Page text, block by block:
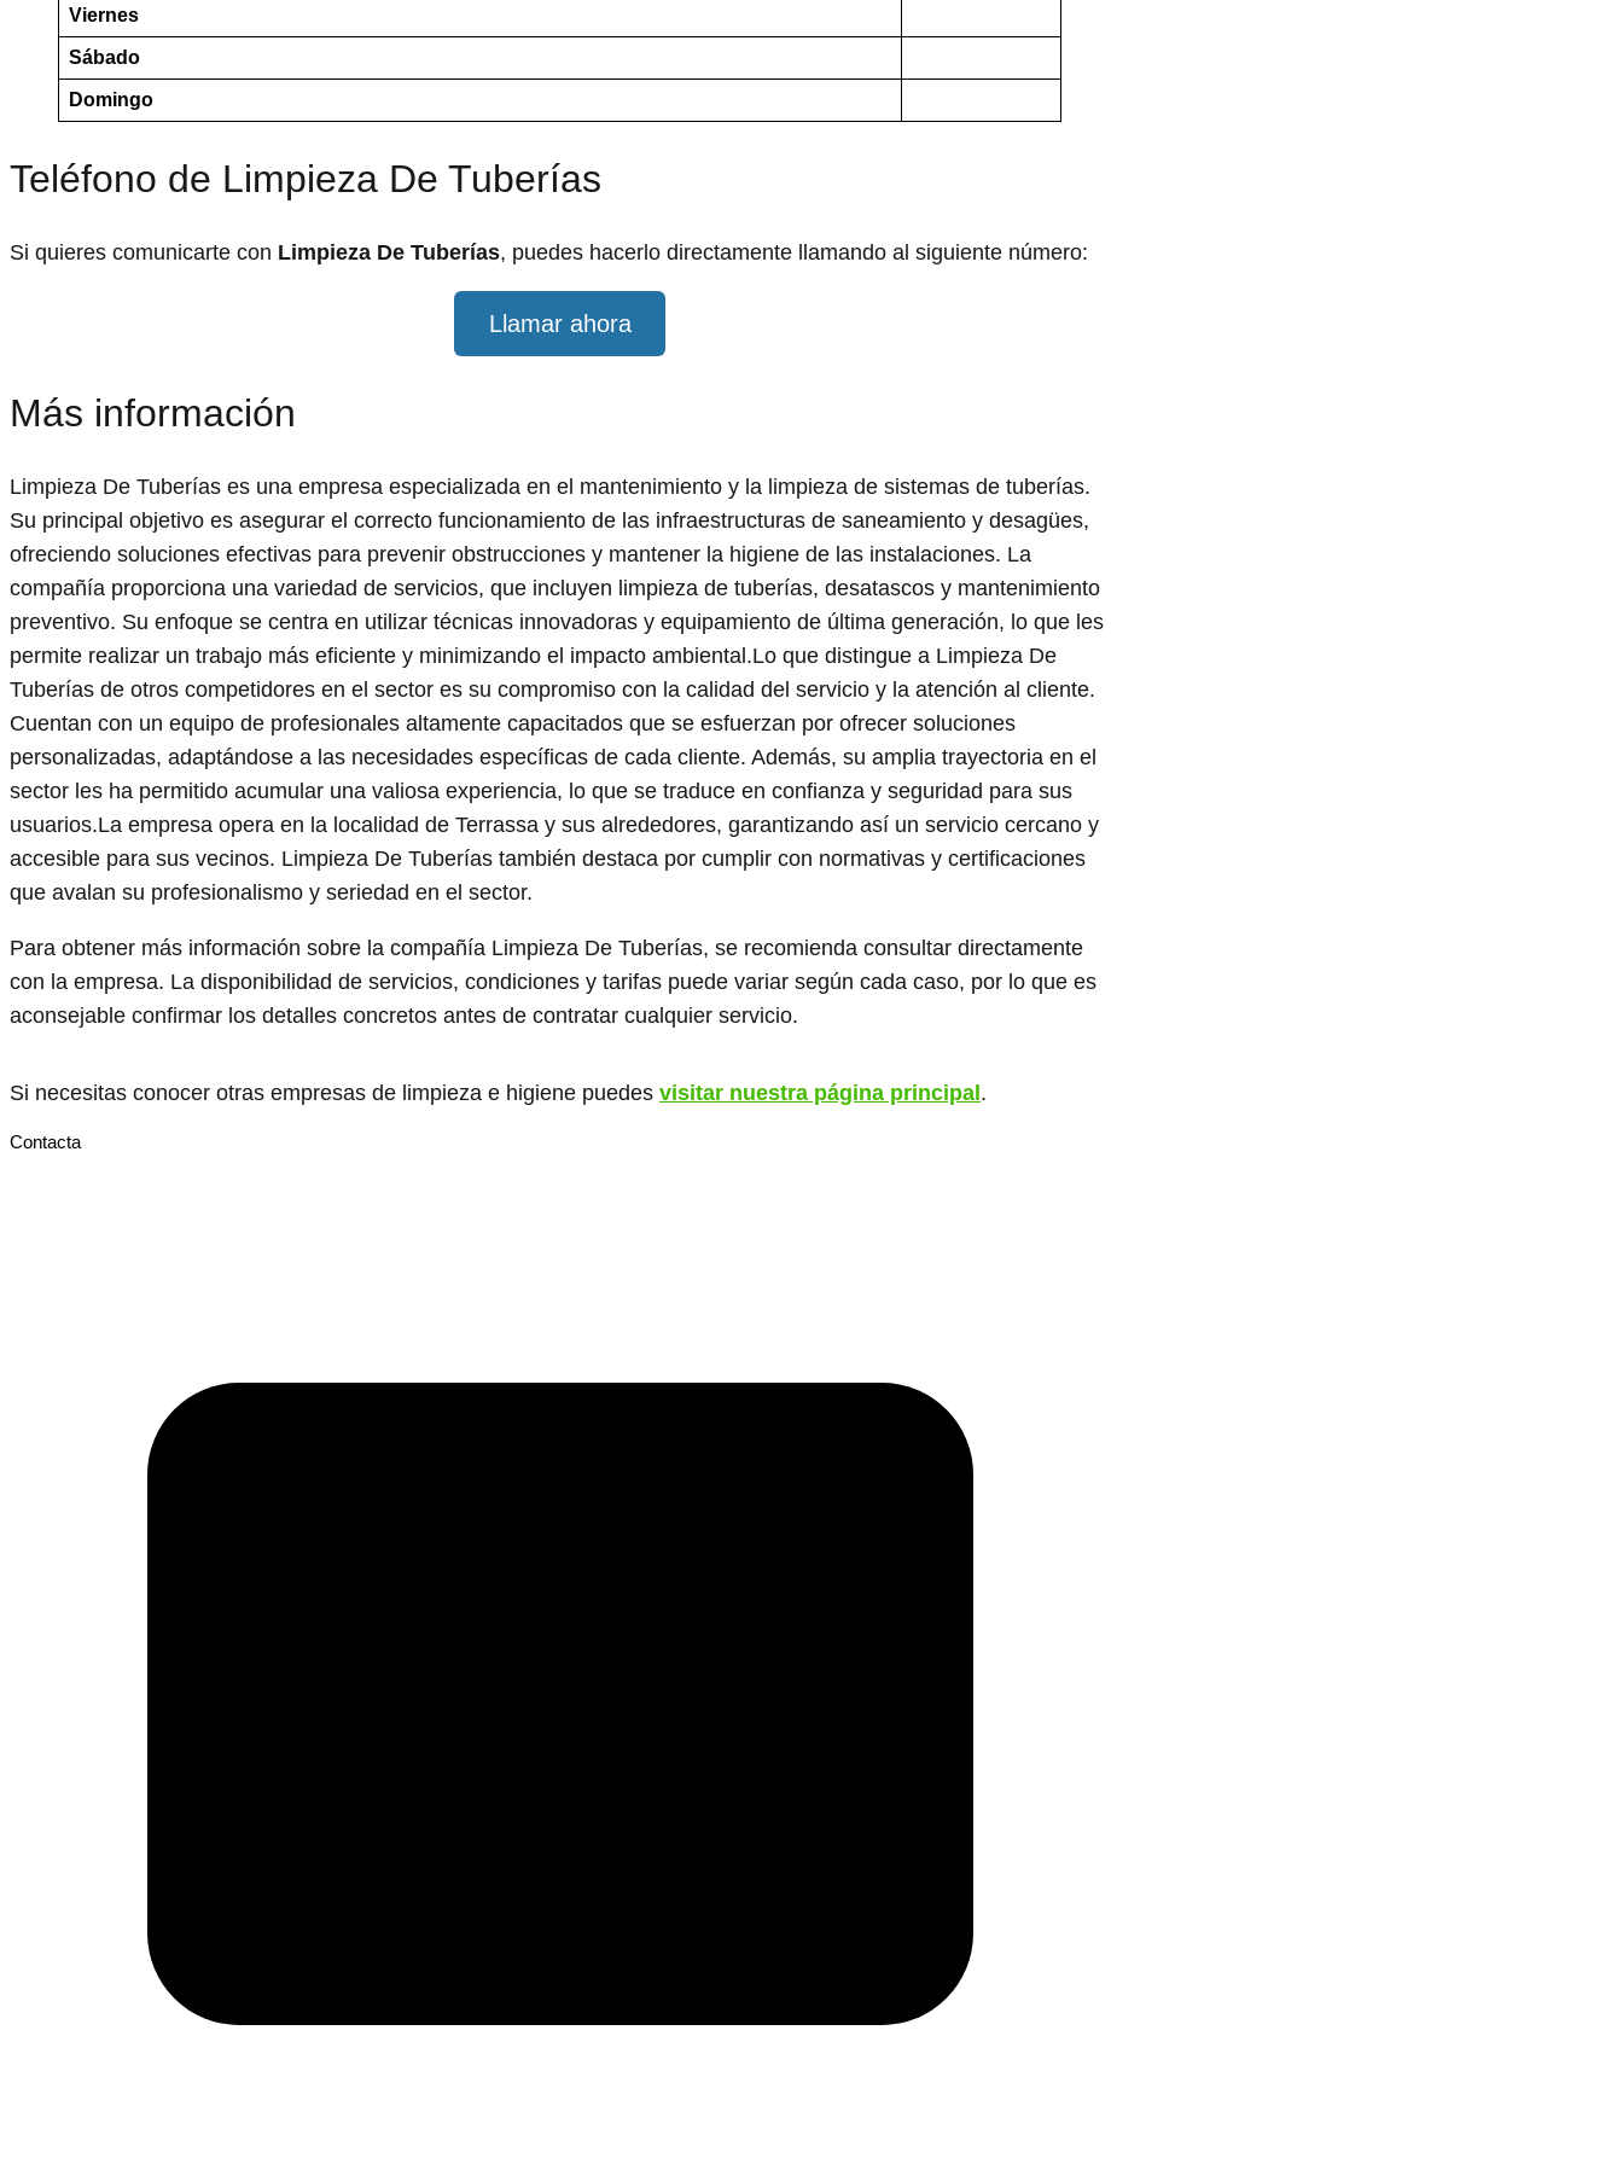
Viernes
Sábado
Domingo
Teléfono de Limpieza De Tuberías
Si quieres comunicarte con Limpieza De Tuberías, puedes hacerlo directamente llamando al siguiente número:
Llamar ahora
Más información
Limpieza De Tuberías es una empresa especializada en el mantenimiento y la limpieza de sistemas de tuberías.
Su principal objetivo es asegurar el correcto funcionamiento de las infraestructuras de saneamiento y desagües,
ofreciendo soluciones efectivas para prevenir obstrucciones y mantener la higiene de las instalaciones. La
compañía proporciona una variedad de servicios, que incluyen limpieza de tuberías, desatascos y mantenimiento
preventivo. Su enfoque se centra en utilizar técnicas innovadoras y equipamiento de última generación, lo que les
permite realizar un trabajo más eficiente y minimizando el impacto ambiental.Lo que distingue a Limpieza De
Tuberías de otros competidores en el sector es su compromiso con la calidad del servicio y la atención al cliente.
Cuentan con un equipo de profesionales altamente capacitados que se esfuerzan por ofrecer soluciones
personalizadas, adaptándose a las necesidades específicas de cada cliente. Además, su amplia trayectoria en el
sector les ha permitido acumular una valiosa experiencia, lo que se traduce en confianza y seguridad para sus
usuarios.La empresa opera en la localidad de Terrassa y sus alrededores, garantizando así un servicio cercano y
accesible para sus vecinos. Limpieza De Tuberías también destaca por cumplir con normativas y certificaciones
que avalan su profesionalismo y seriedad en el sector.
Para obtener más información sobre la compañía Limpieza De Tuberías, se recomienda consultar directamente
con la empresa. La disponibilidad de servicios, condiciones y tarifas puede variar según cada caso, por lo que es
aconsejable confirmar los detalles concretos antes de contratar cualquier servicio.
Si necesitas conocer otras empresas de limpieza e higiene puedes visitar nuestra página principal .
Contacta